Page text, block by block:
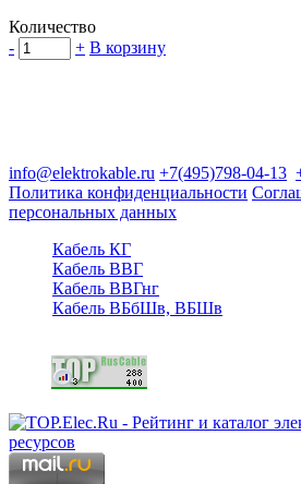
Количество
-
+ В корзину
info@elektrokable.ru +7(495)798-04-13
Политика конфиденциальности
персональных данных
Кабель КГ
Кабель ВВГ
Кабель ВВГнг
Кабель ВБбШв, ВБШв